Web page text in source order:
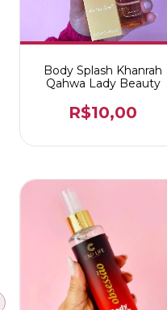
Body Splash Khanrah
Qahwa Lady Beauty
R$10,00